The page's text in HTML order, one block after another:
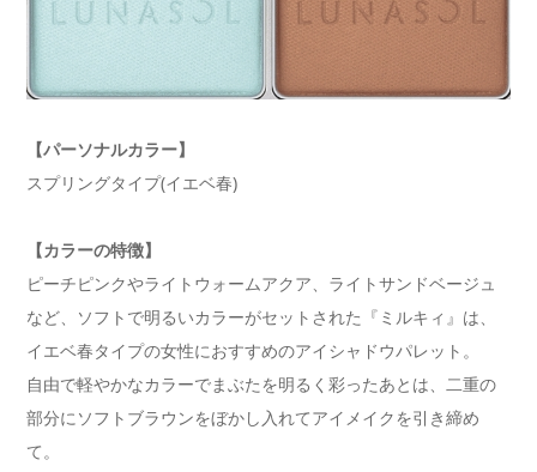
【パーソナルカラー】
スプリングタイプ(イエベ春)
【カラーの特徴】
ピーチピンクやライトウォームアクア、ライトサンドベージュ
など、ソフトで明るいカラーがセットされた『ミルキィ』は、
イエベ春タイプの女性におすすめのアイシャドウパレット。
自由で軽やかなカラーでまぶたを明るく彩ったあとは、二重の
部分にソフトブラウンをぼかし入れてアイメイクを引き締め
て。